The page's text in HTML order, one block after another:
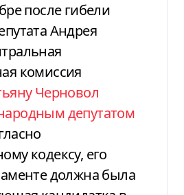
после гибели
Андрея
комиссия
Черновол
депутатом
кодексу, его
должна была